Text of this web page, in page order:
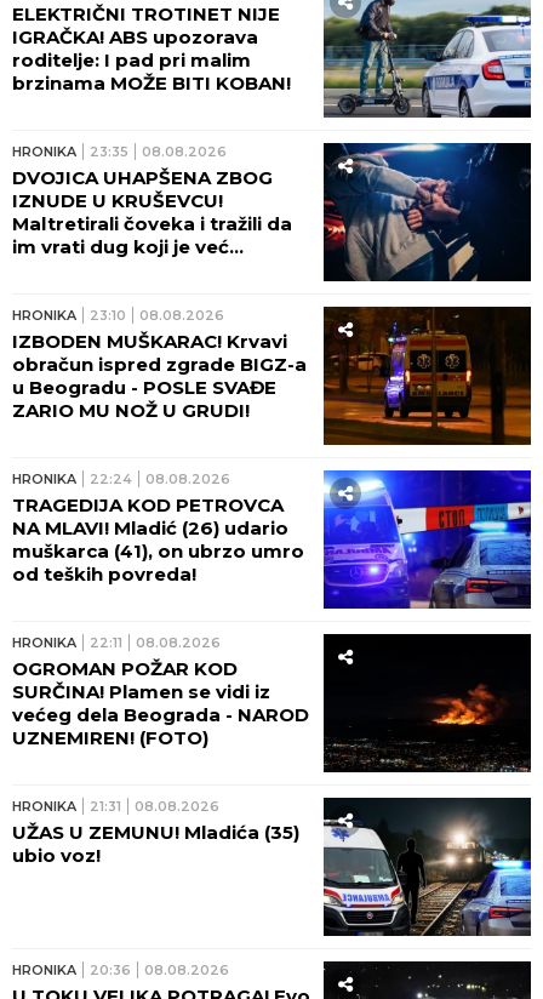
ELEKTRIČNI TROTINET NIJE
IGRAČKA! ABS upozorava
roditelje: I pad pri malim
brzinama MOŽE BITI KOBAN!
HRONIKA 23:35 08.08.2026
DVOJICA UHAPŠENA ZBOG
IZNUDE U KRUŠEVCU!
Maltretirali čoveka i tražili da
im vrati dug koji je već
HRONIKA 23:10 08.08.2026
IZBODEN MUŠKARAC! Krvavi
obračun ispred zgrade BIGZ-a
u Beogradu - POSLE SVAĐE
ZARIO MU NOŽ U GRUDI!
HRONIKA 22:24 08.08.2026
TRAGEDIJA KOD PETROVCA
NA MLAVI! Mladić (26) udario
muškarca (41), on ubrzo umro
od teških povreda!
HRONIKA 22:11 08.08.2026
OGROMAN POŽAR KOD
SURČINA! Plamen se vidi iz
većeg dela Beograda - NAROD
UZNEMIREN! (FOTO)
HRONIKA 21:31 08.08.2026
UŽAS U ZEMUNU! Mladića (35)
ubio voz!
HRONIKA 20:36 08.08.2026